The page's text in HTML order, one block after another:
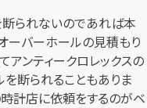
られないのであれば本
ーバーホールの見積もり
アンティークロレックスの
断られることもありま
計店に依頼をするのがベ